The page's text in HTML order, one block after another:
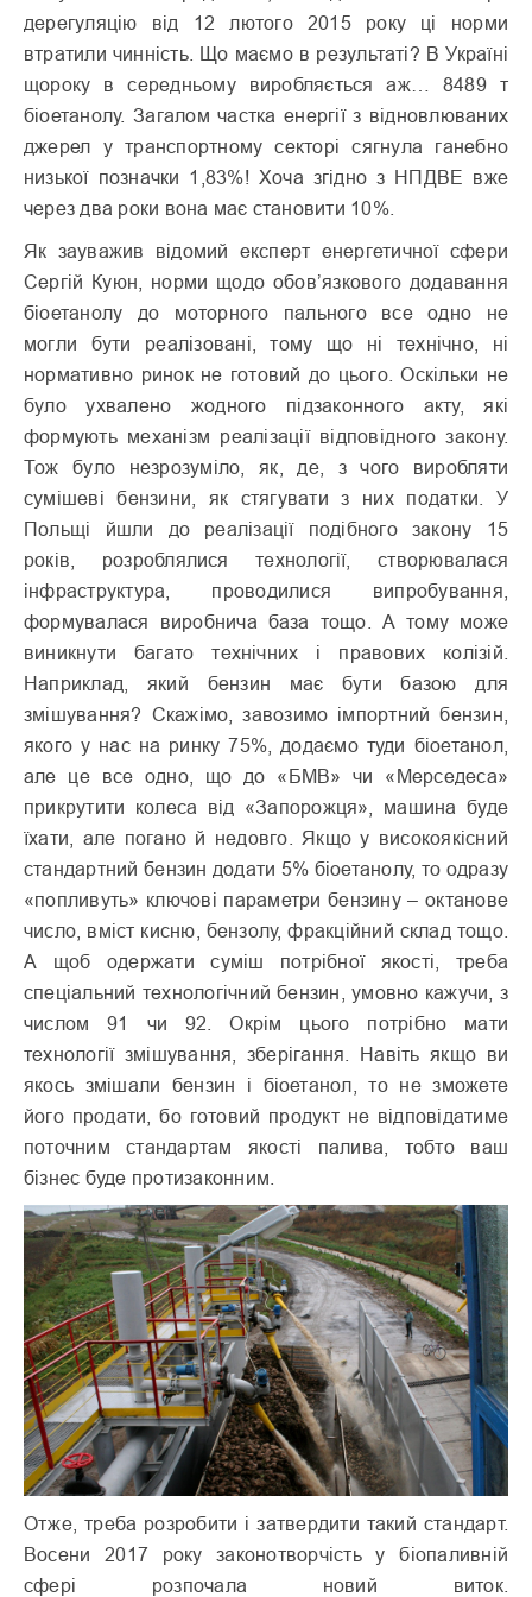
дерегуляцію від 12 лютого 2015 року ці норми
втратили чинність. Що маємо в результаті? В Україні
щороку в середньому виробляється аж… 8489 т
біоетанолу. Загалом частка енергії з відновлюваних
джерел у транспортному секторі сягнула ганебно
низької позначки 1,83%! Хоча згідно з НПДВЕ вже
через два роки вона має становити 10%.
Як зауважив відомий експерт енергетичної сфери
Сергій Куюн, норми щодо обов’язкового додавання
біоетанолу до моторного пального все одно не
могли бути реалізовані, тому що ні технічно, ні
нормативно ринок не готовий до цього. Оскільки не
було ухвалено жодного підзаконного акту, які
формують механізм реалізації відповідного закону.
Тож було незрозуміло, як, де, з чого виробляти
сумішеві бензини, як стягувати з них податки. У
Польщі йшли до реалізації подібного закону 15
років, розроблялися технології, створювалася
інфраструктура, проводилися випробування,
формувалася виробнича база тощо. А тому може
виникнути багато технічних і правових колізій.
Наприклад, який бензин має бути базою для
змішування? Скажімо, завозимо імпортний бензин,
якого у нас на ринку 75%, додаємо туди біоетанол,
але це все одно, що до «БМВ» чи «Мерседеса»
прикрутити колеса від «Запорожця», машина буде
їхати, але погано й недовго. Якщо у високоякісний
стандартний бензин додати 5% біоетанолу, то одразу
«попливуть» ключові параметри бензину – октанове
число, вміст кисню, бензолу, фракційний склад тощо.
А щоб одержати суміш потрібної якості, треба
спеціальний технологічний бензин, умовно кажучи, з
числом 91 чи 92. Окрім цього потрібно мати
технології змішування, зберігання. Навіть якщо ви
якось змішали бензин і біоетанол, то не зможете
його продати, бо готовий продукт не відповідатиме
поточним стандартам якості палива, тобто ваш
бізнес буде протизаконним.
Отже, треба розробити і затвердити такий стандарт.
Восени 2017 року законотворчість у біопаливній
сфері розпочала новий виток.